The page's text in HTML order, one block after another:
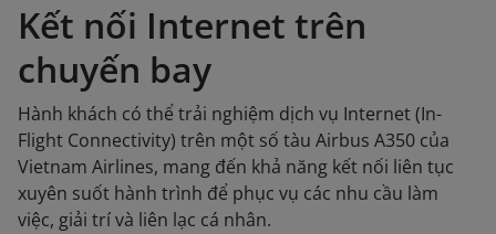
Kết nối Internet trên
chuyến bay
Hành khách có thể trải nghiệm dịch vụ Internet (In-
Flight Connectivity) trên một số tàu Airbus A350 của
Vietnam Airlines, mang đến khả năng kết nối liên tục
xuyên suốt hành trình để phục vụ các nhu cầu làm
việc, giải trí và liên lạc cá nhân.